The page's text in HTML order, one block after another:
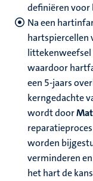
definiëren voor
Na een
hartspiercellen
waardoor
een 5-jaars
kerngedachte
wordt door
worden
verminderen
het hart de